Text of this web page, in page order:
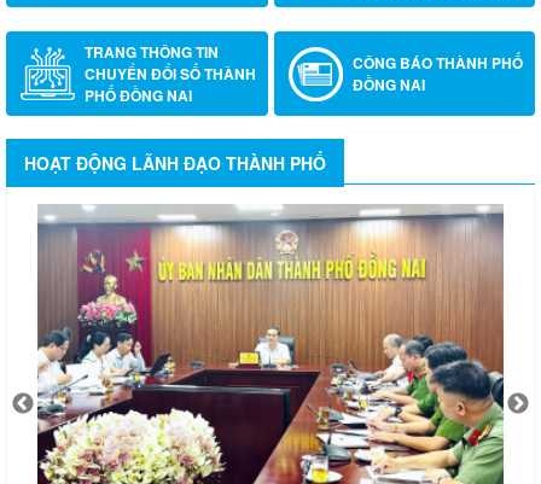
TRANG THÔNG TIN
CHUYỂN ĐỔI SỐ THÀNH
PHỐ ĐỒNG NAI
CÔNG BÁO THÀNH PHỐ
ĐỒNG NAI
HOẠT ĐỘNG LÃNH ĐẠO THÀNH PHỐ